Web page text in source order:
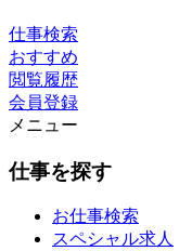
仕事検索
おすすめ
閲覧履歴
会員登録
メニュー
仕事を探す
お仕事検索
スペシャル求人